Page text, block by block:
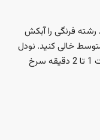
رشته فرنگی را آبکش
​​خالی کنید. نودل
ها را داخل ماهیتابه برگردانید و سریع به مدت 1 تا 2 دقیقه سرخ